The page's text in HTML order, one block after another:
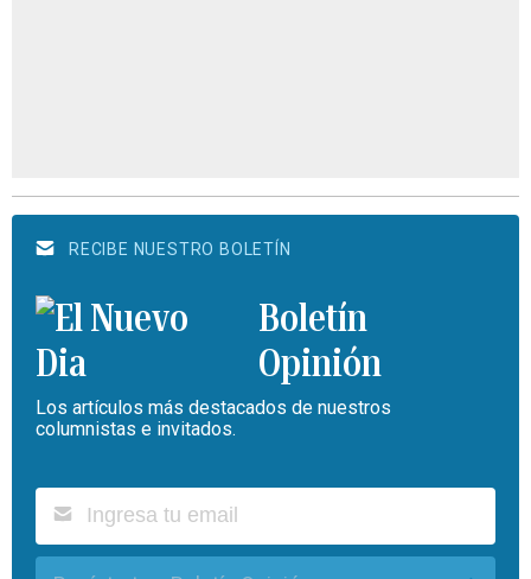
RECIBE NUESTRO BOLETÍN
Boletín
Opinión
Los artículos más destacados de nuestros
columnistas e invitados.